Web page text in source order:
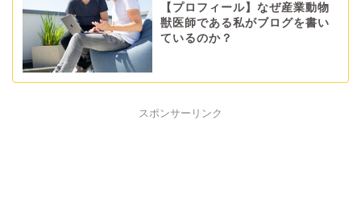
【プロフィール】なぜ産業動物
獣医師である私がブログを書い
ているのか？
スポンサーリンク